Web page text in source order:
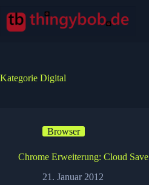
Inhalt
springen
Kategorie Digital
Browser
Chrome Erweiterung: Cloud Save
21. Januar 2012